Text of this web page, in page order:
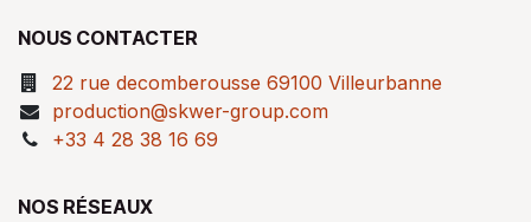
NOUS CONTACTER
22 rue decomberousse 69100 Villeurbanne
production@skwer-group.com
+33 4 28 38 16 69
NOS RÉSEAUX